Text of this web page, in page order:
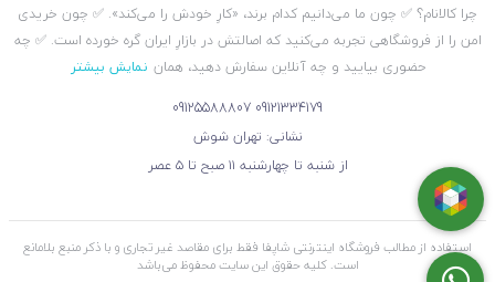
چرا کالانام؟ ✅ چون ما می‌دانیم کدام برند، «کارِ خودش را می‌کند». ✅ چون خریدی
امن را از فروشگاهی تجربه می‌کنید که اصالتش در بازارِ ایران گره خورده است. ✅ چه
حضوری بیایید و چه آنلاین سفارش دهید، همان نمایش بیشتر
09121334179
09125588807
نشانی: تهران شوش
از شنبه تا چهارشنبه ۱۱ صبح تا ۵ عصر
استفاده از مطالب فروشگاه اینترنتی شاپفا فقط برای مقاصد غیر تجاری و با ذکر منبع بلامانع
است. کليه حقوق اين سايت محفوظ می‌باشد